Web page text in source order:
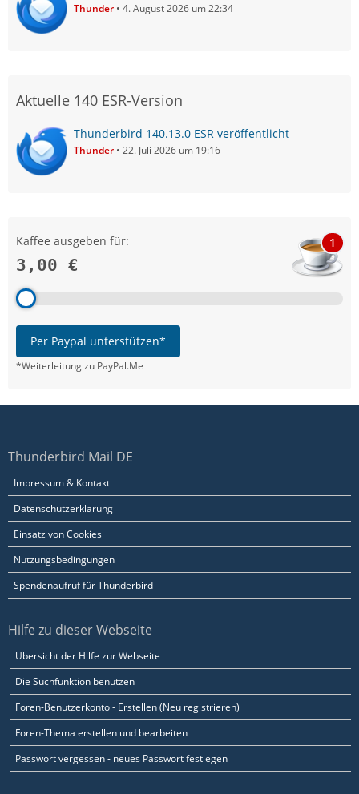
Thunder 4. August 2026 um 22:34
Aktuelle 140 ESR-Version
Thunderbird 140.13.0 ESR veröffentlicht
Thunder 22. Juli 2026 um 19:16
Kaffee ausgeben für:
3,00 €
1
Per Paypal unterstützen*
*Weiterleitung zu PayPal.Me
Thunderbird Mail DE
Impressum & Kontakt
Datenschutzerklärung
Einsatz von Cookies
Nutzungsbedingungen
Spendenaufruf für Thunderbird
Hilfe zu dieser Webseite
Übersicht der Hilfe zur Webseite
Die Suchfunktion benutzen
Foren-Benutzerkonto - Erstellen (Neu registrieren)
Foren-Thema erstellen und bearbeiten
Passwort vergessen - neues Passwort festlegen